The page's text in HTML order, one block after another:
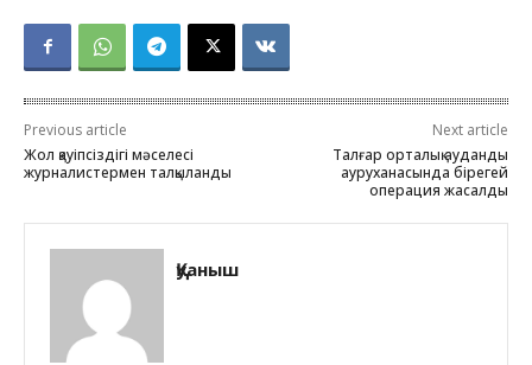
Previous article
Жол қауіпсіздігі мәселесі
журналистермен талқыланды
Next article
Талғар орталық аудандық
ауруханасында бірегей
операция жасалды
Қуаныш